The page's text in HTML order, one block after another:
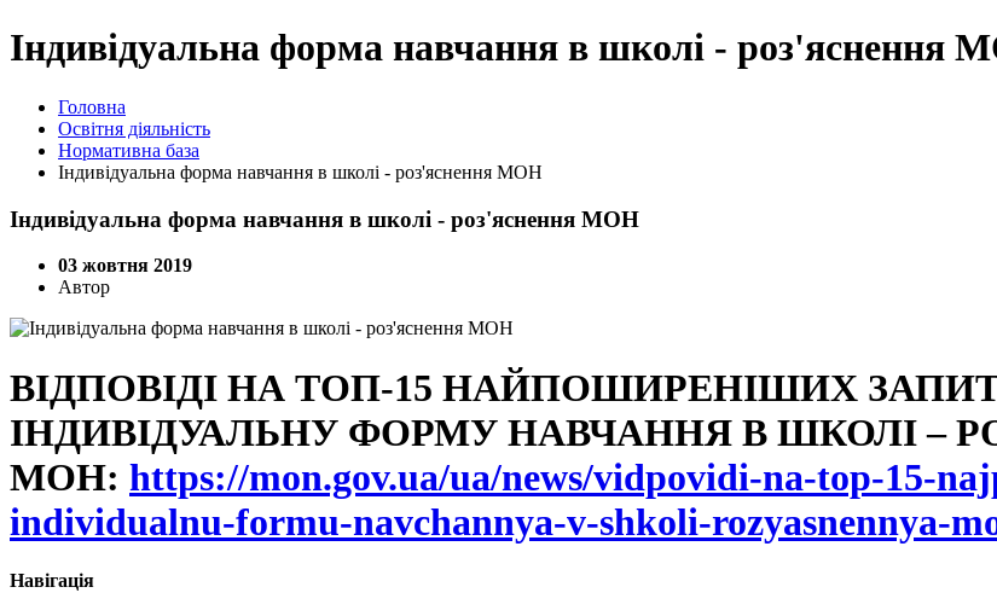
Індивідуальна форма навчання в школі - роз'яснення
Головна
Освітня діяльність
Нормативна база
Індивідуальна форма навчання в школі - роз'яснення МОН
Індивідуальна форма навчання в школі - роз'яснення МОН
03 жовтня 2019
Автор
ВІДПОВІДІ НА ТОП-15 НАЙПОШИРЕНІШИХ
ІНДИВІДУАЛЬНУ ФОРМУ НАВЧАННЯ В ШКОЛІ –
МОН: https://mon.gov.ua/ua/news/vidpovidi-na-top-15-
individualnu-formu-navchannya-v-shkoli-rozyasnennya-
Навігація